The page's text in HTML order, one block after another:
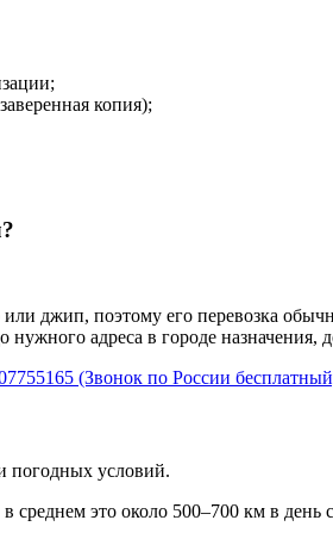
копия);
джип, поэтому его перевозка
адреса в городе назначения,
(Звонок по России
погодных условий.
это около 500–700 км в